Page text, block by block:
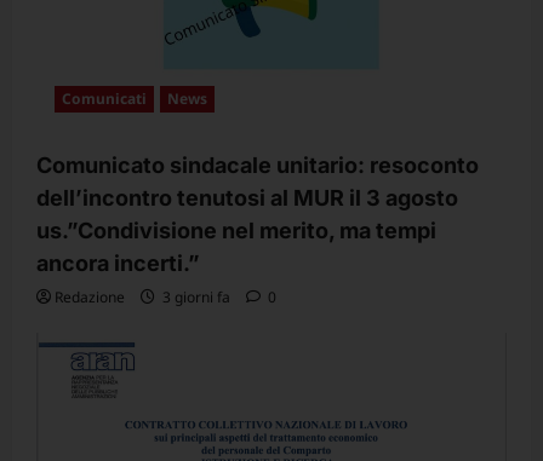
Comunicati News
Comunicato sindacale unitario: resoconto
dell’incontro tenutosi al MUR il 3 agosto
us.”Condivisione nel merito, ma tempi
ancora incerti.”
Redazione 3 giorni fa 0